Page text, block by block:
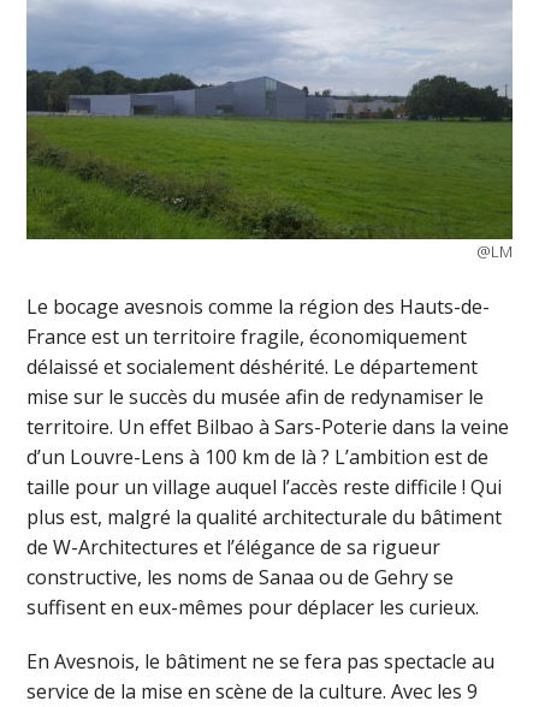
@LM
Le bocage avesnois comme la région des Hauts-de-
France est un territoire fragile, économiquement
délaissé et socialement déshérité. Le département
mise sur le succès du musée afin de redynamiser le
territoire. Un effet Bilbao à Sars-Poterie dans la veine
d’un Louvre-Lens à 100 km de là ? L’ambition est de
taille pour un village auquel l’accès reste difficile ! Qui
plus est, malgré la qualité architecturale du bâtiment
de W-Architectures et l’élégance de sa rigueur
constructive, les noms de Sanaa ou de Gehry se
suffisent en eux-mêmes pour déplacer les curieux.
En Avesnois, le bâtiment ne se fera pas spectacle au
service de la mise en scène de la culture. Avec les 9